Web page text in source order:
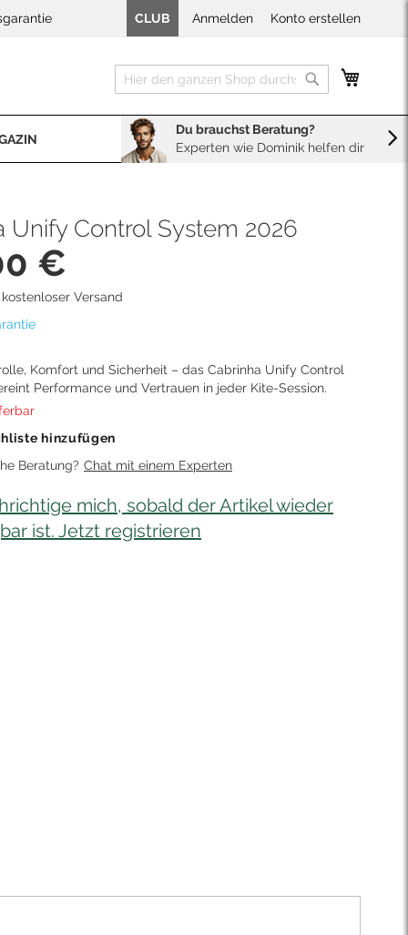
Anmelden Konto erstellen
CLUB
Suche
Du brauchst Beratung?
Experten wie Dominik helfen dir
Unify Control System 2026
€
Versand
Komfort und Sicherheit – das Cabrinha Unify Control
Performance und Vertrauen in jeder Kite-Session.
hinzufügen
Beratung? Chat mit einem Experten
mich, sobald der Artikel wieder
ist. Jetzt registrieren